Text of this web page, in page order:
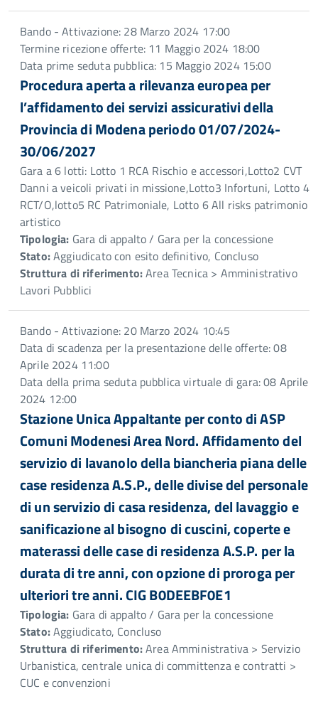
Bando - Attivazione: 28 Marzo 2024 17:00
Termine ricezione offerte: 11 Maggio 2024 18:00
Data prime seduta pubblica: 15 Maggio 2024 15:00
Procedura aperta a rilevanza europea per
l’affidamento dei servizi assicurativi della
Provincia di Modena periodo 01/07/2024-
30/06/2027
Gara a 6 lotti: Lotto 1 RCA Rischio e accessori,Lotto2 CVT
Danni a veicoli privati in missione,Lotto3 Infortuni, Lotto 4
RCT/O,lotto5 RC Patrimoniale, Lotto 6 All risks patrimonio
artistico
Tipologia: Gara di appalto / Gara per la concessione
Stato:Aggiudicato con esito definitivo, Concluso
Struttura di riferimento:Area Tecnica > Amministrativo
Lavori Pubblici
Bando - Attivazione: 20 Marzo 2024 10:45
Data di scadenza per la presentazione delle offerte: 08
Aprile 2024 11:00
Data della prima seduta pubblica virtuale di gara: 08 Aprile
2024 12:00
Stazione Unica Appaltante per conto di ASP
Comuni Modenesi Area Nord. Affidamento del
servizio di lavanolo della biancheria piana delle
case residenza A.S.P., delle divise del personale
di un servizio di casa residenza, del lavaggio e
sanificazione al bisogno di cuscini, coperte e
materassi delle case di residenza A.S.P. per la
durata di tre anni, con opzione di proroga per
ulteriori tre anni. CIG B0DEEBF0E1
Tipologia: Gara di appalto / Gara per la concessione
Stato:Aggiudicato, Concluso
Struttura di riferimento:Area Amministrativa > Servizio
Urbanistica, centrale unica di committenza e contratti >
CUC e convenzioni